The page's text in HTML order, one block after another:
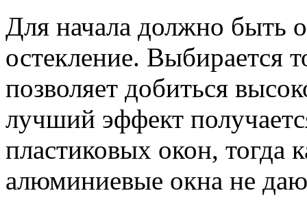
Для начала должно быть
остекление. Выбирается
позволяет добиться
лучший эффект
пластиковых окон, тогда
алюминиевые окна не